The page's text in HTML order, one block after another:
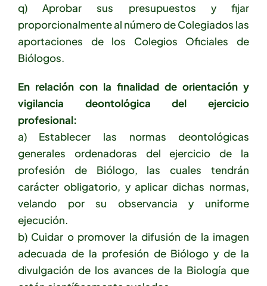
q) Aprobar sus presupuestos y fijar
proporcionalmente al número de Colegiados las
aportaciones de los Colegios Oficiales de
Biólogos.
En relación con la finalidad de orientación y
vigilancia deontológica del ejercicio
profesional:
a) Establecer las normas deontológicas
generales ordenadoras del ejercicio de la
profesión de Biólogo, las cuales tendrán
carácter obligatorio, y aplicar dichas normas,
velando por su observancia y uniforme
ejecución.
b) Cuidar o promover la difusión de la imagen
adecuada de la profesión de Biólogo y de la
divulgación de los avances de la Biología que